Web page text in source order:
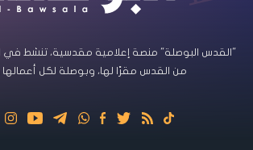
"القدس البوصلة" منصة إعلامية مقدسية، تنشط في
من القدس مقرًا لها، وبوصلة لكل أعمالها